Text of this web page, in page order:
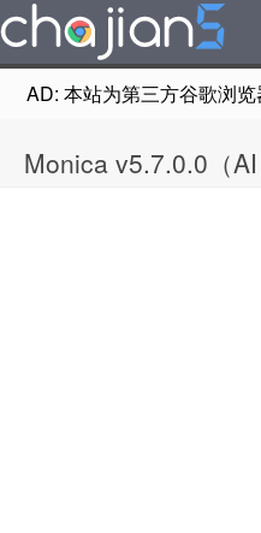
AD: 本站为第三方谷歌浏
Monica v5.7.0.0（AI